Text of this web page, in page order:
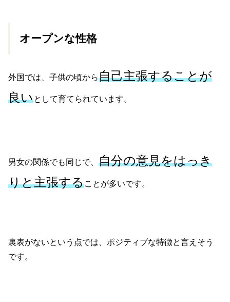
オープンな性格
外国では、子供の頃から自己主張することが
良いとして育てられています。
男女の関係でも同じで、自分の意見をはっき
りと主張することが多いです。
裏表がないという点では、ポジティブな特徴と言えそう
です。